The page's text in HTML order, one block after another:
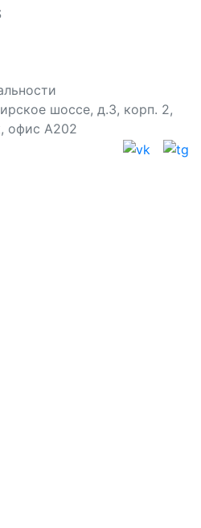
шоссе, д.3, корп. 2,
офис А202